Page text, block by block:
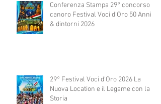
Conferenza Stampa 29° concorso
canoro Festival Voci d'Oro 50 Anni
& dintorni 2026
29° Festival Voci d'Oro 2026 La
Nuova Location e il Legame con la
Storia